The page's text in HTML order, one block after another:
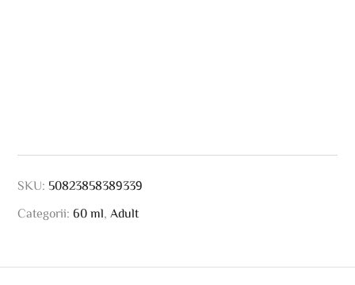
SKU: 50823858389339
Categorii:60 ml Adult